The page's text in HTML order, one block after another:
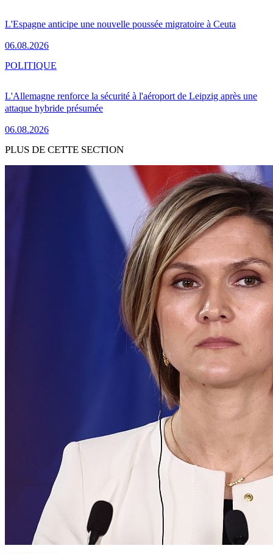
L'Espagne anticipe une nouvelle poussée migratoire à Ceuta
06.08.2026
L'Allemagne renforce la sécurité à l'aéroport de Leipzig après une
attaque hybride présumée
06.08.2026
POLITIQUE
PLUS DE CETTE SECTION